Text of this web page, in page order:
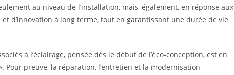
au niveau de l’installation, mais, également, en réponse aux
d’innovation à long terme, tout en garantissant une durée de vie
à l’éclairage, pensée dès le début de l’éco-conception, est en
Pour preuve, la réparation, l’entretien et la modernisation